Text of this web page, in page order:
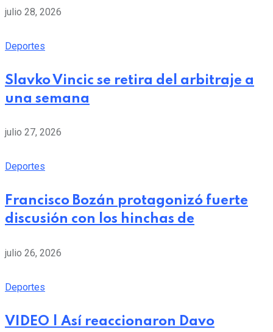
julio 28, 2026
Deportes
Slavko Vincic se retira del arbitraje a
una semana
julio 27, 2026
Deportes
Francisco Bozán protagonizó fuerte
discusión con los hinchas de
julio 26, 2026
Deportes
VIDEO | Así reaccionaron Davo